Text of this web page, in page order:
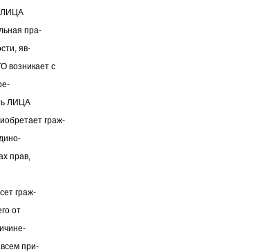
ЛИЦА
пра-
яв-
возникает с
ЛИЦА
граж-
прав,
граж-
от
при-